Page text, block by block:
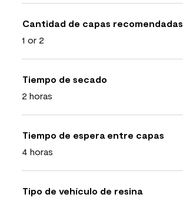
Cantidad de capas recomendadas
1 or 2
Tiempo de secado
2 horas
Tiempo de espera entre capas
4 horas
Tipo de vehículo de resina